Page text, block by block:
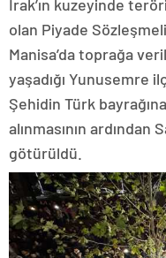
Irak’ın kuzeyinde
olan Piyade
Manisa’da toprağa
yaşadığı Yunusemre
Şehidin Türk
alınmasının ardından
götürüldü.